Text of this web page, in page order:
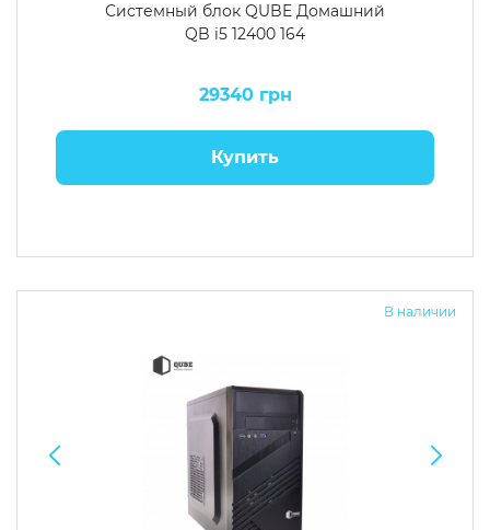
Системный блок QUBE Домашний
QB i5 12400 164
29340 грн
Купить
В наличии